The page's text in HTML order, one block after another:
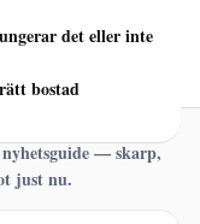
det eller inte
bostad
— skarp,
just nu.